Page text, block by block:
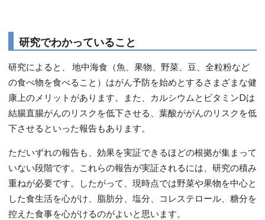
研究でわかっていること
研究によると、 地中海食（魚、果物、野菜、豆、全粒粉など
の食べ物を食べること）はがん予防を始めとするさまざまな健
康上のメリットがあります。また、カルシウムとビタミンDは
結腸直腸がんのリスクを低下させる、葉酸ががんのリスクを低
下させるといった報告もあります。
ただいずれの報告も、効果を実証できるほどの根拠が集まって
いない段階です。これらの報告が実証されるには、研究の積み
重ねが必要です。したがって、現時点では野菜や果物を中心と
した食生活を心がけ、脂肪分、塩分、コレステロール、糖分を
控えた食事を心がけるのがよいと思います。